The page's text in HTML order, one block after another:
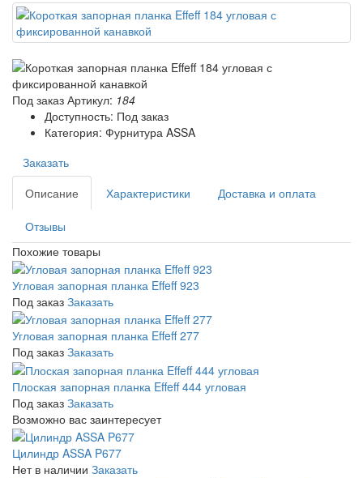
Под заказ Артикул: 184
Доступность: Под заказ
Категория: Фурнитура ASSA
Заказать
Описание
Характеристики Доставка и оплата
Отзывы
Похожие товары
Угловая запорная планка Effeff 923
Под заказ Заказать
Угловая запорная планка Effeff 277
Под заказ Заказать
Плоская запорная планка Effeff 444 угловая
Под заказ Заказать
Возможно вас заинтересует
Цилиндр ASSA P677
Нет в наличии Заказать